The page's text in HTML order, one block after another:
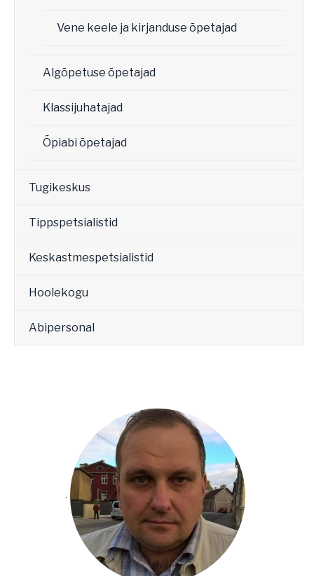
Vene keele ja kirjanduse õpetajad
Algõpetuse õpetajad
Klassijuhatajad
Õpiabi õpetajad
Tugikeskus
Tippspetsialistid
Keskastmespetsialistid
Hoolekogu
Abipersonal
.